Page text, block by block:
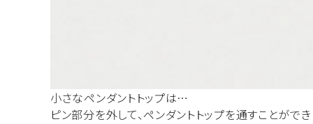
小さなペンダントトップは…
ピン部分を外して、ペンダントトップを通すことができ